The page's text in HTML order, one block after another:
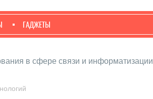
ГАДЖЕТЫ
в сфере связи и информатизации